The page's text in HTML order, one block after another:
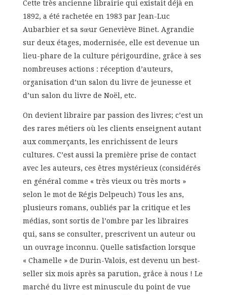
Cette très ancienne librairie qui existait déjà en
1892, a été rachetée en 1983 par Jean-Luc
Aubarbier et sa sœur Geneviève Binet. Agrandie
sur deux étages, modernisée, elle est devenue un
lieu-phare de la culture périgourdine, grâce à ses
nombreuses actions : réception d’auteurs,
organisation d’un salon du livre de jeunesse et
d’un salon du livre de Noël, etc.
On devient libraire par passion des livres; c’est un
des rares métiers où les clients enseignent autant
aux commerçants, les enrichissent de leurs
cultures. C’est aussi la première prise de contact
avec les auteurs, ces êtres mystérieux (considérés
en général comme « très vieux ou très morts »
selon le mot de Régis Delpeuch) Tous les ans,
plusieurs romans, oubliés par la critique et les
médias, sont sortis de l’ombre par les libraires
qui, sans se consulter, prescrivent un auteur ou
un ouvrage inconnu. Quelle satisfaction lorsque
« Chamelle » de Durin-Valois, est devenu un best-
seller six mois après sa parution, grâce à nous ! Le
marché du livre est minuscule du point de vue